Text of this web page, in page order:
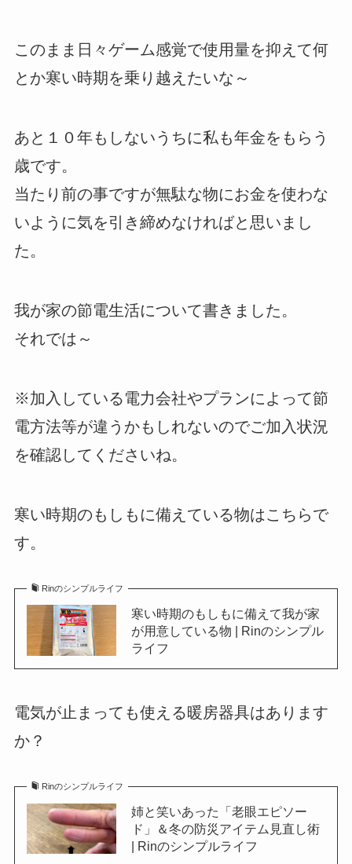
このまま日々ゲーム感覚で使用量を抑えて何
とか寒い時期を乗り越えたいな～
あと１０年もしないうちに私も年金をもらう
歳です。
当たり前の事ですが無駄な物にお金を使わな
いように気を引き締めなければと思いまし
た。
我が家の節電生活について書きました。
それでは～
※加入している電力会社やプランによって節
電方法等が違うかもしれないのでご加入状況
を確認してくださいね。
寒い時期のもしもに備えている物はこちらで
す。
Rinのシンプルライフ
寒い時期のもしもに備えて我が家
が用意している物 | Rinのシンプル
ライフ
電気が止まっても使える暖房器具はあります
か？
Rinのシンプルライフ
姉と笑いあった「老眼エピソー
ド」＆冬の防災アイテム見直し術
| Rinのシンプルライフ